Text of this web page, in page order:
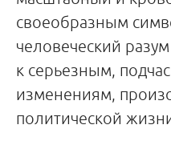
своеобразным
человеческий
к серьезным,
изменениям,
политической